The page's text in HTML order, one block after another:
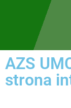
AZS
strona